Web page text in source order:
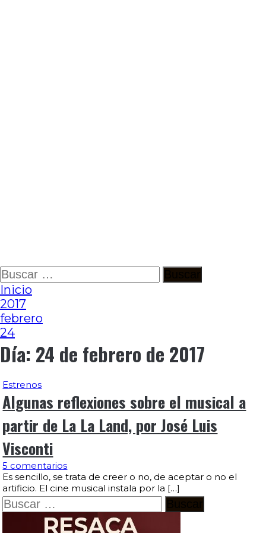
Ir
al
contenido
Buscar:
Inicio
2017
febrero
24
Día: 24 de febrero de 2017
Estrenos
Algunas reflexiones sobre el musical a
partir de La La Land, por José Luis
Visconti
5 comentarios
Es sencillo, se trata de creer o no, de aceptar o no el
artificio. El cine musical instala por la […]
Buscar: